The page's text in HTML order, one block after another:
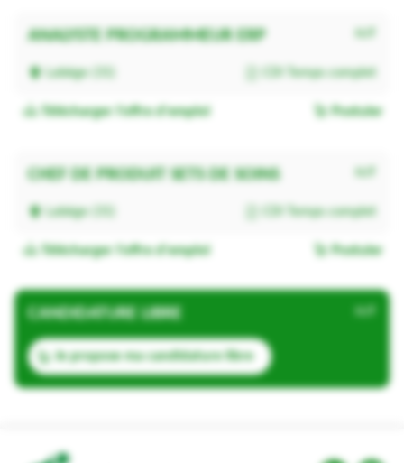
ANALYSTE PROGRAMMEUR ERP
Labège (31) CDI Temps complet
Télécharger l'offre d'emploi Postuler
CHEF DE PRODUIT SETS DE SOINS
Labège (31) CDI Temps complet
Télécharger l'offre d'emploi Postuler
CANDIDATURE LIBRE
Je propose ma candidature libre